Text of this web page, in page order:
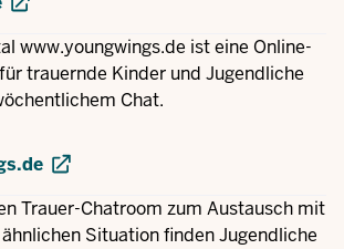
www.youngwings.de ist eine Online-
trauernde Kinder und Jugendliche
Chat.
Trauer-Chatroom zum Austausch mit
Situation finden Jugendliche